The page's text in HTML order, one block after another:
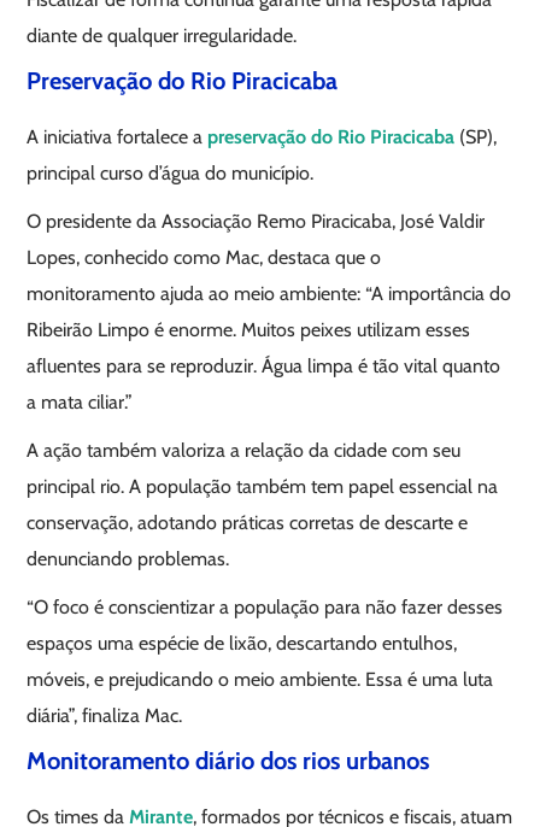
diante de qualquer irregularidade.
Preservação do Rio Piracicaba
A iniciativa fortalece a preservação do Rio Piracicaba (SP),
principal curso d’água do município.
O presidente da Associação Remo Piracicaba, José Valdir
Lopes, conhecido como Mac, destaca que o
monitoramento ajuda ao meio ambiente: “A importância do
Ribeirão Limpo é enorme. Muitos peixes utilizam esses
afluentes para se reproduzir. Água limpa é tão vital quanto
a mata ciliar.”
A ação também valoriza a relação da cidade com seu
principal rio. A população também tem papel essencial na
conservação, adotando práticas corretas de descarte e
denunciando problemas.
“O foco é conscientizar a população para não fazer desses
espaços uma espécie de lixão, descartando entulhos,
móveis, e prejudicando o meio ambiente. Essa é uma luta
diária”, finaliza Mac.
Monitoramento diário dos rios urbanos
Os times da Mirante, formados por técnicos e fiscais, atuam